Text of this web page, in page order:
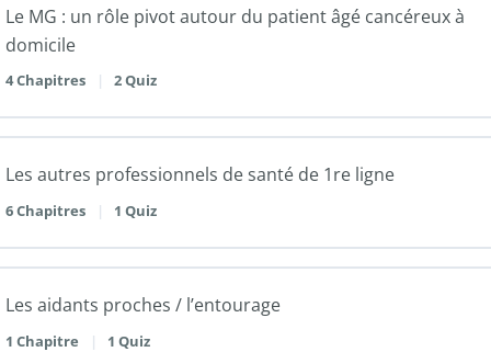
Le MG : un rôle pivot autour du patient âgé cancéreux à
domicile
4 Chapitres | 2 Quiz
Les autres professionnels de santé de 1re ligne
6 Chapitres | 1 Quiz
Les aidants proches / l’entourage
1 Chapitre | 1 Quiz